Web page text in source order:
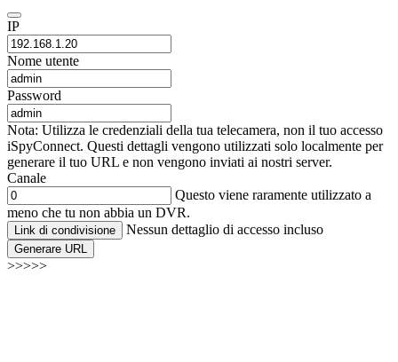
IP
Nome utente
Password
Nota: Utilizza le credenziali della tua telecamera, non il tuo accesso
iSpyConnect. Questi dettagli vengono utilizzati solo localmente per
generare il tuo URL e non vengono inviati ai nostri server.
Canale
Questo viene raramente utilizzato a
meno che tu non abbia un DVR.
Link di condivisione Nessun dettaglio di accesso incluso
Generare URL
>>>>>